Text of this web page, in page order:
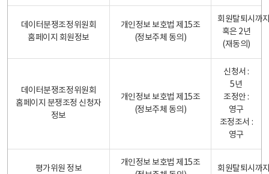
데이터분쟁조정위원회
홈페이지 회원정보
개인정보 보호법 제15조
(정보주체 동의)
회원탈퇴시까
혹은 2년
(재동의)
데이터분쟁조정위원회
홈페이지 분쟁조정 신청자
정보
개인정보 보호법 제15조
(정보주체 동의)
신청서 :
5년
조정안 :
영구
조정조서 :
영구
평가위원 정보
개인정보 보호법 제15조
회원탈퇴시까